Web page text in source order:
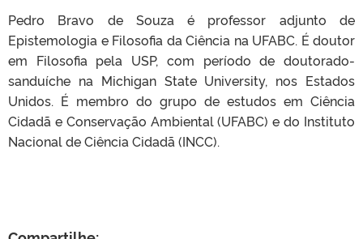
Pedro Bravo de Souza é professor adjunto de
Epistemologia e Filosofia da Ciência na UFABC. É doutor
em Filosofia pela USP, com período de doutorado-
sanduíche na Michigan State University, nos Estados
Unidos. É membro do grupo de estudos em Ciência
Cidadã e Conservação Ambiental (UFABC) e do Instituto
Nacional de Ciência Cidadã (INCC).